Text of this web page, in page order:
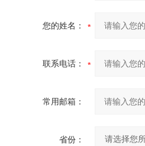
您的姓名：
联系电话：
常用邮箱：
省份：